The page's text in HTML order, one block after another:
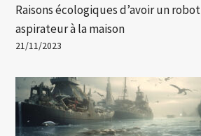
Les océans verts, l’avenir qui
nous attend ?
Raisons écologiques d’avoir un robot
aspirateur à la maison
21/11/2023